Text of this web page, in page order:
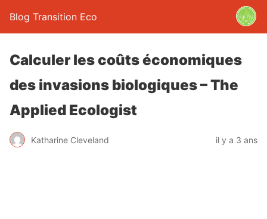
Blog Transition Eco
Calculer les coûts économiques
des invasions biologiques – The
Applied Ecologist
Katharine Cleveland il y a 3 ans